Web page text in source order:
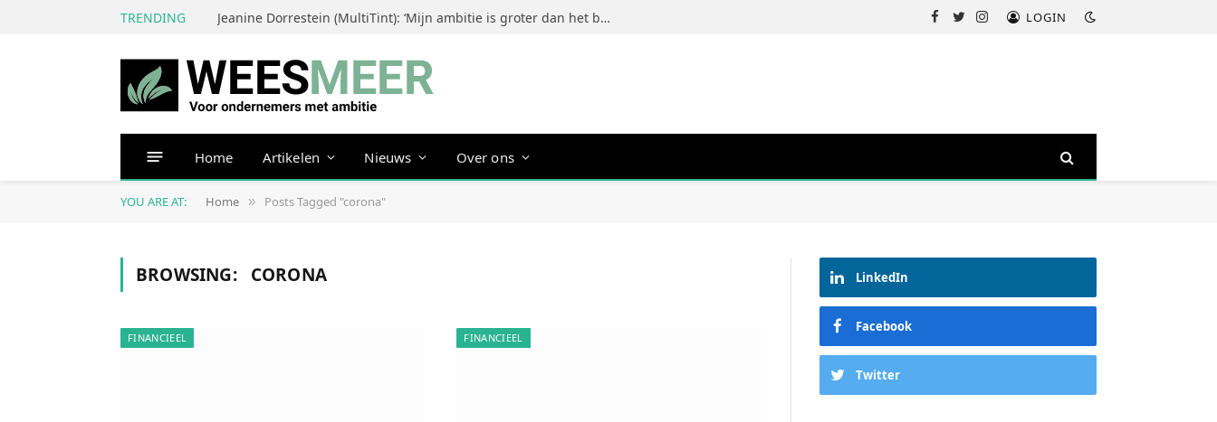
TRENDING Jeanine Dorrestein (MultiTint): ‘Mijn ambitie is groter dan het bouwen van een succesvol merk’ Facebook
TwitterInstagramLOGIN
Home Artikelen Nieuws Over ons
YOU ARE AT: Home » Posts Tagged "corona"
BROWSING: CORONA
FINANCIEEL FINANCIEEL
LinkedIn
Facebook
Twitter